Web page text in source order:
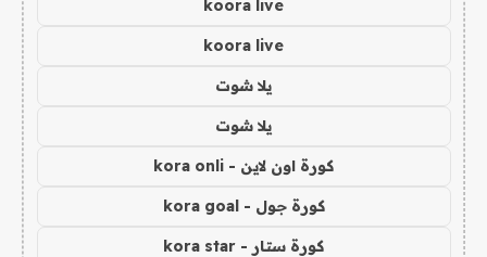
koora live
koora live
يلا شوت
يلا شوت
كورة اون لاين - kora onli
كورة جول - kora goal
كورة ستار - kora star